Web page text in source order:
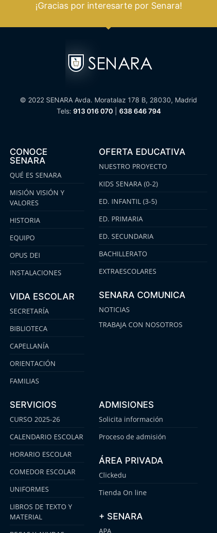
¡Gracias por interesarte por Senara!
© 2022 SENARA Avda. Moratalaz 178 B, 28030, Madrid
Tels: 913 016 070| 638 646 794
CONOCE
SENARA
QUÉ ES SENARA
MISIÓN VISIÓN Y
VALORES
HISTORIA
EQUIPO
OPUS DEI
INSTALACIONES
VIDA ESCOLAR
SECRETARÍA
BIBLIOTECA
CAPELLANÍA
ORIENTACIÓN
FAMILIAS
OFERTA EDUCATIVA
NUESTRO PROYECTO
KIDS SENARA (0-2)
ED. INFANTIL (3-5)
ED. PRIMARIA
ED. SECUNDARIA
BACHILLERATO
EXTRAESCOLARES
SENARA COMUNICA
NOTICIAS
TRABAJA CON NOSOTROS
SERVICIOS
CURSO 2025-26
CALENDARIO ESCOLAR
HORARIO ESCOLAR
COMEDOR ESCOLAR
UNIFORMES
LIBROS DE TEXTO Y
MATERIAL
ADMISIONES
Solicita información
Proceso de admisión
ÁREA PRIVADA
Clickedu
Tienda On line
+ SENARA
APA